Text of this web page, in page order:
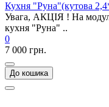
Кухня "Руна"(кутова
Увага, АКЦІЯ ! На
кухня "Руна" ..
0
7 000 грн.
До кошика